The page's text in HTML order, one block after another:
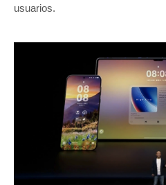
usuarios.